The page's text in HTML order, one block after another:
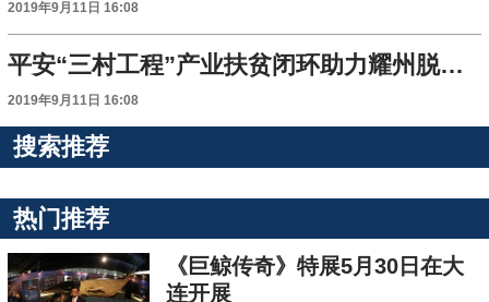
2019年9月11日 16:08
平安“三村工程”产业扶贫闭环助力耀州脱贫攻坚
2019年9月11日 16:08
搜索推荐
热门推荐
《巨鲸传奇》特展5月30日在大
连开展